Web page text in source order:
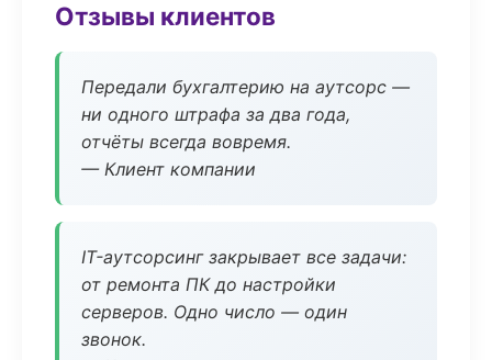
Отзывы клиентов
Передали бухгалтерию на аутсорс —
ни одного штрафа за два года,
отчёты всегда вовремя.
— Клиент компании
IT-аутсорсинг закрывает все задачи:
от ремонта ПК до настройки
серверов. Одно число — один
звонок.